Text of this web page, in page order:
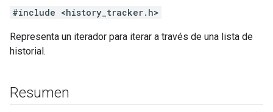
#include <history_tracker.h>
Representa un iterador para iterar a través de una lista de
historial.
Resumen